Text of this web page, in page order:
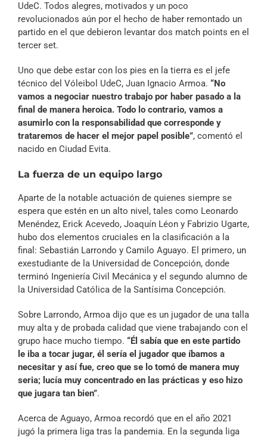
UdeC. Todos alegres, motivados y un poco
revolucionados aún por el hecho de haber remontado un
partido en el que debieron levantar dos match points en el
tercer set.
Uno que debe estar con los pies en la tierra es el jefe
técnico del Vóleibol UdeC, Juan Ignacio Armoa. “No
vamos a negociar nuestro trabajo por haber pasado a la
final de manera heroica. Todo lo contrario, vamos a
asumirlo con la responsabilidad que corresponde y
trataremos de hacer el mejor papel posible”, comentó el
nacido en Ciudad Evita.
La fuerza de un equipo largo
Aparte de la notable actuación de quienes siempre se
espera que estén en un alto nivel, tales como Leonardo
Menéndez, Erick Acevedo, Joaquín Léon y Fabrizio Ugarte,
hubo dos elementos cruciales en la clasificación a la
final: Sebastián Larrondo y Camilo Aguayo. El primero, un
exestudiante de la Universidad de Concepción, donde
terminó Ingeniería Civil Mecánica y el segundo alumno de
la Universidad Católica de la Santísima Concepción.
Sobre Larrondo, Armoa dijo que es un jugador de una talla
muy alta y de probada calidad que viene trabajando con el
grupo hace mucho tiempo. “Él sabía que en este partido
le iba a tocar jugar, él sería el jugador que íbamos a
necesitar y así fue, creo que se lo tomó de manera muy
seria; lucía muy concentrado en las prácticas y eso hizo
que jugara tan bien”.
Acerca de Aguayo, Armoa recordó que en el año 2021
jugó la primera liga tras la pandemia. En la segunda liga